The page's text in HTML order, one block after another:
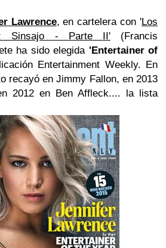
Lawrence, en cartelera con 'Los
Sinsajo - Parte II'(Francis
ha sido elegida'Entertainer of
Entertainment Weekly. En
recayó en Jimmy Fallon, en 2013
2012 en Ben Affleck.... la lista